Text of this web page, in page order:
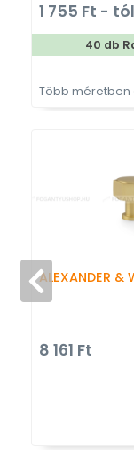
1 755 Ft - tól
40 db
Több méretben
ALEXANDER &
8 161 Ft